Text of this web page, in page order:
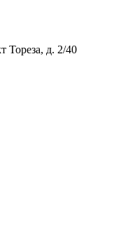
Тореза, д. 2/40